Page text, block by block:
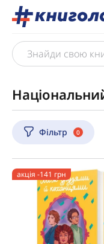
Фільтр 0
акція -141 грн